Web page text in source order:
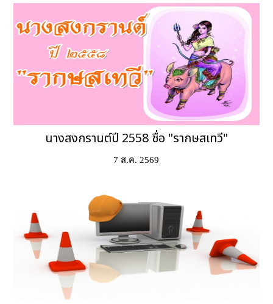
นางสงกรานต์ปี 2558 ชื่อ "รากษสเทวี"
7 ส.ค. 2569